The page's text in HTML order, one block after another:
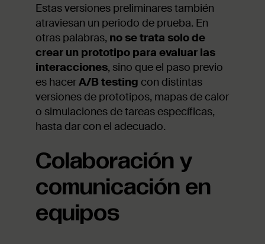
Estas versiones preliminares también
atraviesan un periodo de prueba. En
otras palabras, no se trata solo de
crear un prototipo para evaluar las
interacciones, sino que el paso previo
es hacerA/B testing con distintas
versiones de prototipos, mapas de calor
o simulaciones de tareas específicas,
hasta dar con el adecuado.
Colaboración y
comunicación en
equipos